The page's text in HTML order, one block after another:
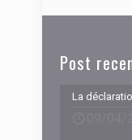
Post
La